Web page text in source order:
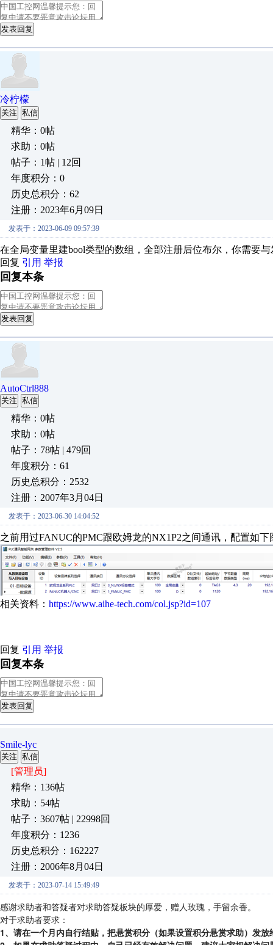
发表回复
冷柠檬
关注 私信
精华：0帖
求助：0帖
帖子：1帖 | 12回
年度积分：0
历史总积分：62
注册：2023年6月09日
发表于：2023-06-09 09:57:39
在全局变量里建bool类型的数组，全部注册后位布尔，你需要
回复 引用 举报
回复本条
发表回复
AutoCtrl888
关注 私信
精华：0帖
求助：0帖
帖子：78帖 | 479回
年度积分：61
历史总积分：2532
注册：2007年3月04日
发表于：2023-06-30 14:04:52
之前用过FANUC的PMC跟欧姆龙的NX1P2之间通讯，配置如下
相关资料： https://www.aihe-tech.com/col.jsp?id=107
回复 引用 举报
回复本条
发表回复
Smile-lyc
关注 私信
[管理员]
精华：136帖
求助：54帖
帖子：3607帖 | 22998回
年度积分：1236
历史总积分：162227
注册：2006年8月04日
发表于：2023-07-14 15:49:49
感谢求助者和答疑者对求助答疑板块的厚爱，赠人玫瑰，手留余香。
对于求助者要求：
1、请在一个月内自行结贴，把悬赏积分（如果设置积分悬赏求助）发放